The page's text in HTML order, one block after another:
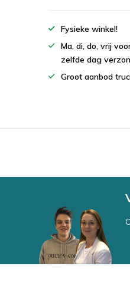
Fysieke winkel!
Ma, di, do, vrij
zelfde dag
Groot aanbod